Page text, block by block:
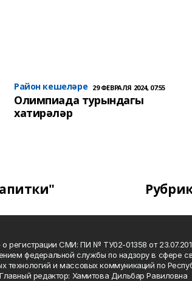
Район кешеләре 29 ФЕВРАЛЯ 2024, 07:55
Олимпиада турындагы
хатирәләр
регистрации СМИ: ПИ № ТУ02-01358 от
федеральной службы по надзору в сфере
технологий и массовых коммуникаций по
редактор: Хамитова Дильбар Равиловна